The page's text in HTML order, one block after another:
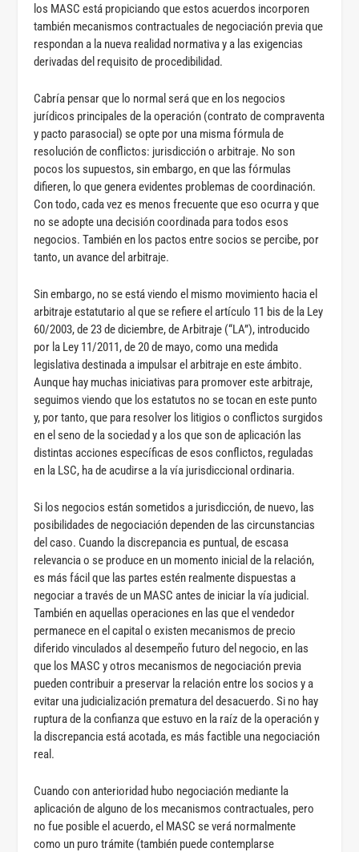
los MASC está propiciando que estos acuerdos incorporen
también mecanismos contractuales de negociación previa que
respondan a la nueva realidad normativa y a las exigencias
derivadas del requisito de procedibilidad.
Cabría pensar que lo normal será que en los negocios
jurídicos principales de la operación (contrato de compraventa
y pacto parasocial) se opte por una misma fórmula de
resolución de conflictos: jurisdicción o arbitraje. No son
pocos los supuestos, sin embargo, en que las fórmulas
difieren, lo que genera evidentes problemas de coordinación.
Con todo, cada vez es menos frecuente que eso ocurra y que
no se adopte una decisión coordinada para todos esos
negocios. También en los pactos entre socios se percibe, por
tanto, un avance del arbitraje.
Sin embargo, no se está viendo el mismo movimiento hacia el
arbitraje estatutario al que se refiere el artículo 11 bis de la Ley
60/2003, de 23 de diciembre, de Arbitraje (“LA”), introducido
por la Ley 11/2011, de 20 de mayo, como una medida
legislativa destinada a impulsar el arbitraje en este ámbito.
Aunque hay muchas iniciativas para promover este arbitraje,
seguimos viendo que los estatutos no se tocan en este punto
y, por tanto, que para resolver los litigios o conflictos surgidos
en el seno de la sociedad y a los que son de aplicación las
distintas acciones específicas de esos conflictos, reguladas
en la LSC, ha de acudirse a la vía jurisdiccional ordinaria.
Si los negocios están sometidos a jurisdicción, de nuevo, las
posibilidades de negociación dependen de las circunstancias
del caso. Cuando la discrepancia es puntual, de escasa
relevancia o se produce en un momento inicial de la relación,
es más fácil que las partes estén realmente dispuestas a
negociar a través de un MASC antes de iniciar la vía judicial.
También en aquellas operaciones en las que el vendedor
permanece en el capital o existen mecanismos de precio
diferido vinculados al desempeño futuro del negocio, en las
que los MASC y otros mecanismos de negociación previa
pueden contribuir a preservar la relación entre los socios y a
evitar una judicialización prematura del desacuerdo. Si no hay
ruptura de la confianza que estuvo en la raíz de la operación y
la discrepancia está acotada, es más factible una negociación
real.
Cuando con anterioridad hubo negociación mediante la
aplicación de alguno de los mecanismos contractuales, pero
no fue posible el acuerdo, el MASC se verá normalmente
como un puro trámite (también puede contemplarse